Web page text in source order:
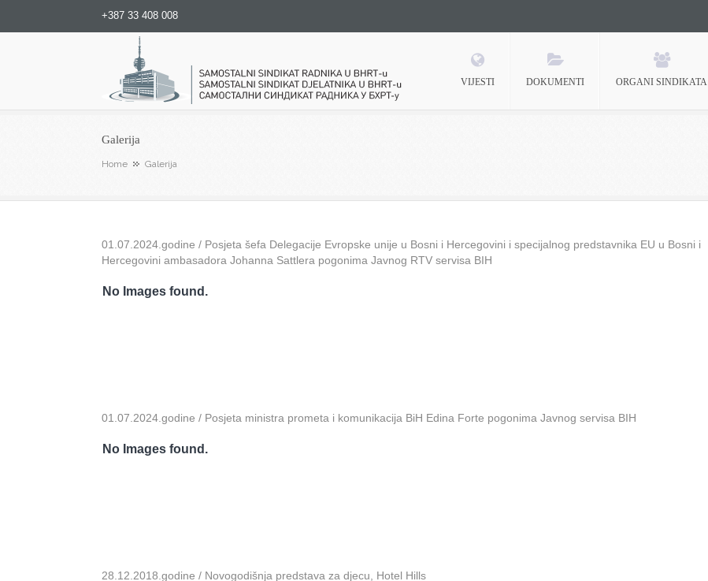
+387 33 408 008
Samostalni sindikat radnika u BHRT-u
VIJESTI DOKUMENTI ORGANI SINDIKATA
Galerija
Home Galerija
01.07.2024.godine / Posjeta šefa Delegacije Evropske unije u Bosni i Hercegovini i specijalnog predstavnika EU u Bosni i
Hercegovini ambasadora Johanna Sattlera pogonima Javnog RTV servisa BIH
No Images found.
01.07.2024.godine / Posjeta ministra prometa i komunikacija BiH Edina Forte pogonima Javnog servisa BIH
No Images found.
28.12.2018.godine / Novogodišnja predstava za djecu, Hotel Hills